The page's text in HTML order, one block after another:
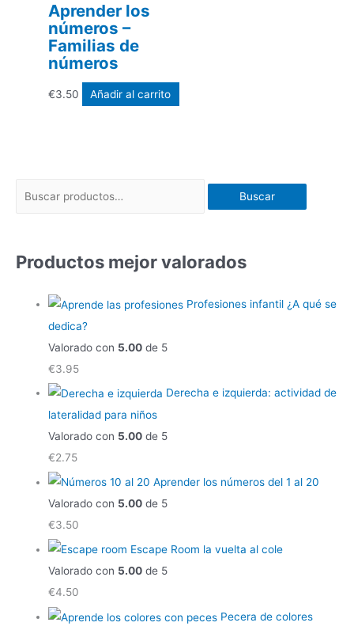
Aprender los
números –
Familias de
números
€3.50 Añadir al carrito
Buscar
Productos mejor valorados
Profesiones infantil ¿A qué se
dedica?
Valorado con 5.00 de 5
€3.95
Derecha e izquierda: actividad de
lateralidad para niños
Valorado con 5.00 de 5
€2.75
Aprender los números del 1 al 20
Valorado con 5.00 de 5
€3.50
Escape Room la vuelta al cole
Valorado con 5.00 de 5
€4.50
Pecera de colores